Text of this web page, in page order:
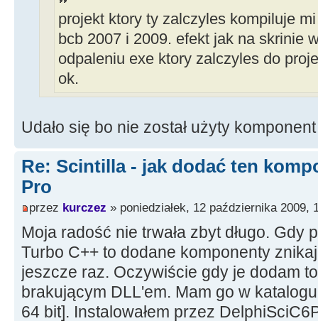
projekt ktory ty zalczyles kompiluje
bcb 2007 i 2009. efekt jak na skrinie
odpaleniu exe ktory zalczyles do
ok.
Udało się bo nie został użyty
Re: Scintilla - jak dodać ten
Pro
przez kurczez » poniedziałek, 12 października 2009,
Moja radość nie trwała zbyt długo. Gdy
Turbo C++ to dodane komponenty
jeszcze raz. Oczywiście gdy je dodam
brakującym DLL'em. Mam go w
64 bit]. Instalowałem przez